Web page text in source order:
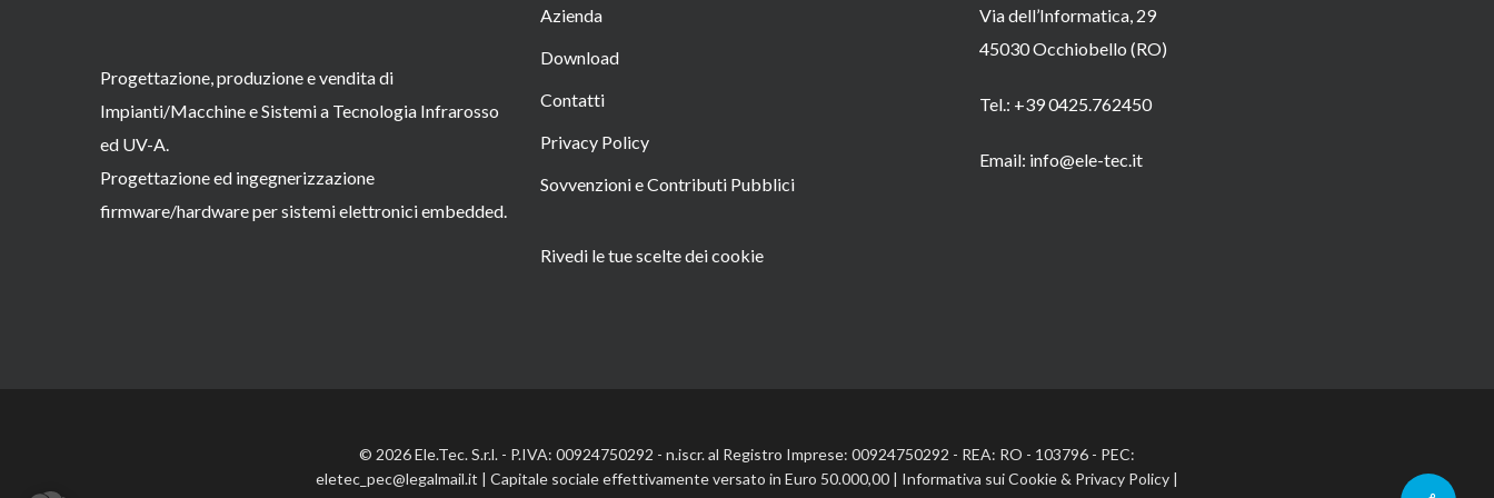
Progettazione, produzione e vendita di
Impianti/Macchine e Sistemi a Tecnologia Infrarosso
ed UV-A.
Progettazione ed ingegnerizzazione
firmware/hardware per sistemi elettronici embedded.
Azienda
Download
Contatti
Privacy Policy
Sovvenzioni e Contributi Pubblici
Rivedi le tue scelte dei cookie
Via dell’Informatica, 29
45030 Occhiobello (RO)
Tel.: +39 0425.762450
Email: info@ele-tec.it
© 2026 Ele.Tec. S.r.l. - P.IVA: 00924750292 - n.iscr. al Registro Imprese: 00924750292 - REA: RO - 103796 - PEC:
eletec_pec@legalmail.it | Capitale sociale effettivamente versato in Euro 50.000,00 | Informativa sui Cookie& Privacy Policy|